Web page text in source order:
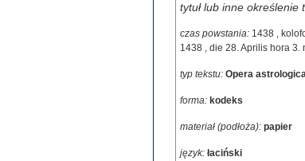
tytuł lub inne określenie
czas powstania: 1438 ,
1438 , die 28. Aprilis hora 3.
typ tekstu: Opera
forma: kodeks
materiał (podłoża): papier
język: łaciński